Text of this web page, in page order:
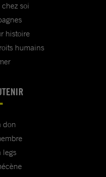
soi
histoire
humains
don
legs